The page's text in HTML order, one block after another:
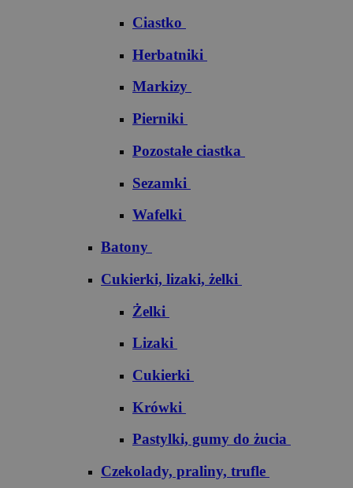
Ciastko
Herbatniki
Markizy
Pierniki
Pozostałe ciastka
Sezamki
Wafelki
Batony
Cukierki, lizaki, żelki
Żelki
Lizaki
Cukierki
Krówki
Pastylki, gumy do żucia
Czekolady, praliny, trufle